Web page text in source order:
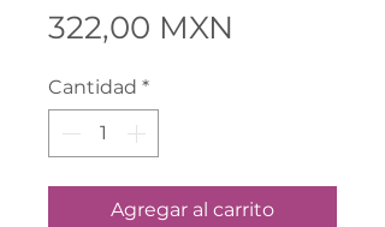
322,00 MXN
Cantidad *
Agregar al carrito